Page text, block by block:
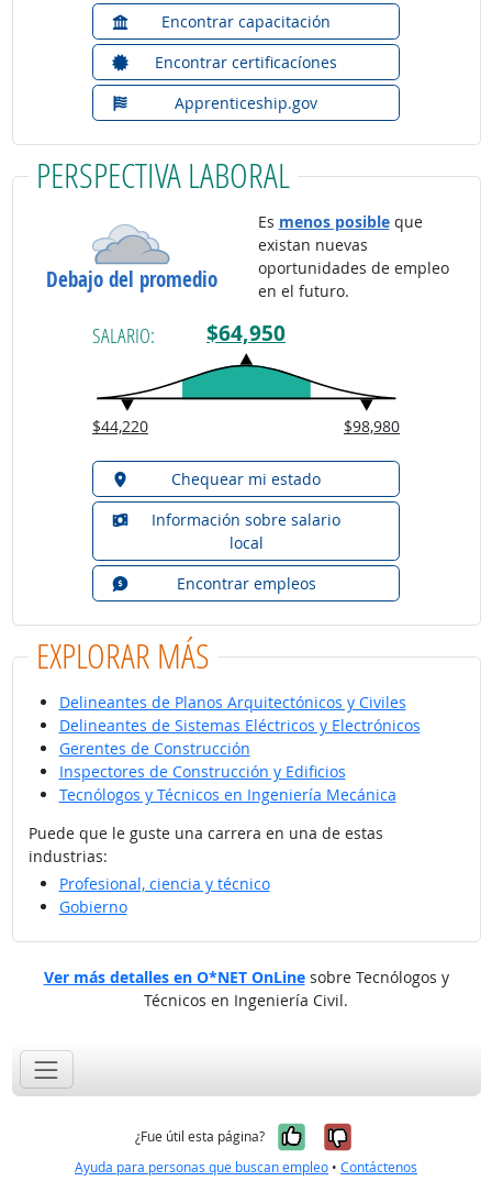
Encontrar capacitación
Encontrar certificacíones
Apprenticeship.gov
PERSPECTIVA LABORAL
Debajo del promedio
Es menos posibleque
existan nuevas
oportunidades de empleo
en el futuro.
SALARIO: $64,950
$44,220 $98,980
Chequear mi estado
Información sobre salario
local
Encontrar empleos
EXPLORAR MÁS
Delineantes de Planos Arquitectónicos y Civiles
Delineantes de Sistemas Eléctricos y Electrónicos
Gerentes de Construcción
Inspectores de Construcción y Edificios
Tecnólogos y Técnicos en Ingeniería Mecánica
Puede que le guste una carrera en una de estas
industrias:
Profesional, ciencia y técnico
Gobierno
Ver más detalles en O*NET OnLinesobre Tecnólogos y
Técnicos en Ingeniería Civil.
¿Fue útil esta página? Sí, fue útil
No, no fue
Ayuda para personas que buscan empleo • Contáctenos